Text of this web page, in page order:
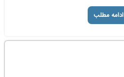
ادامه مطلب